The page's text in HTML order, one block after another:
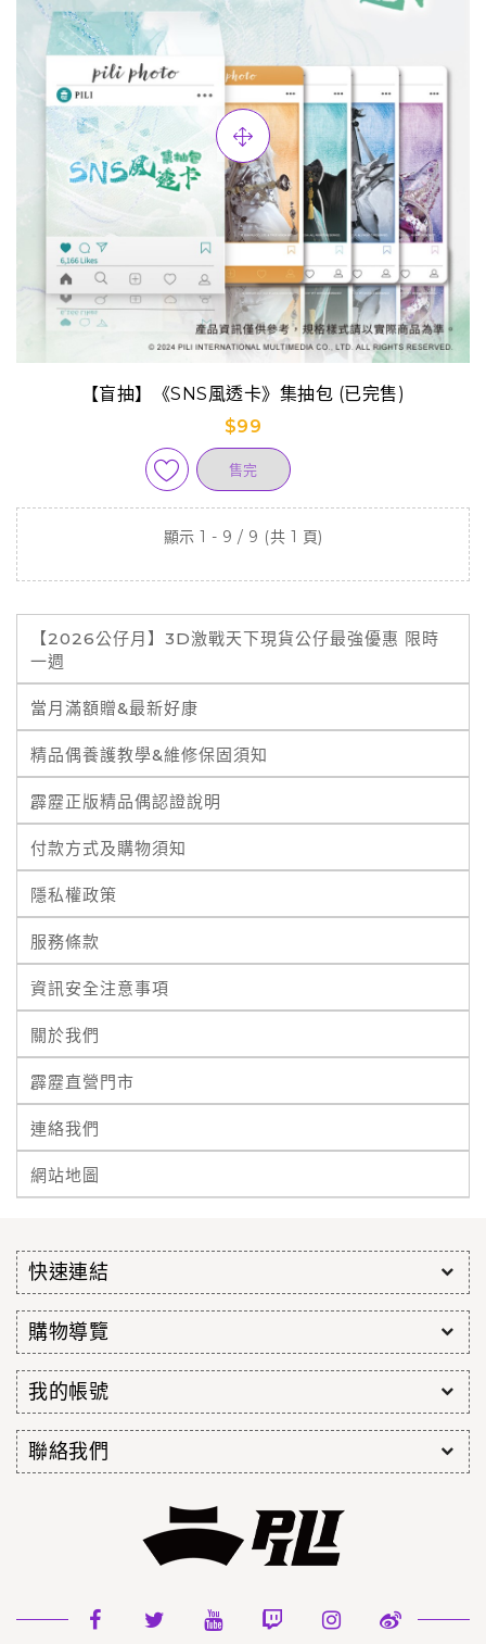
【盲抽】《SNS風透卡》集抽包 (已完售)
$99
售完
顯示 1 - 9 / 9 (共 1 頁)
【2026公仔月】3D激戰天下現貨公仔最強優惠 限時
一週
當月滿額贈&最新好康
精品偶養護教學&維修保固須知
霹靂正版精品偶認證說明
付款方式及購物須知
隱私權政策
服務條款
資訊安全注意事項
關於我們
霹靂直營門市
連絡我們
網站地圖
快速連結
購物導覽
我的帳號
聯絡我們